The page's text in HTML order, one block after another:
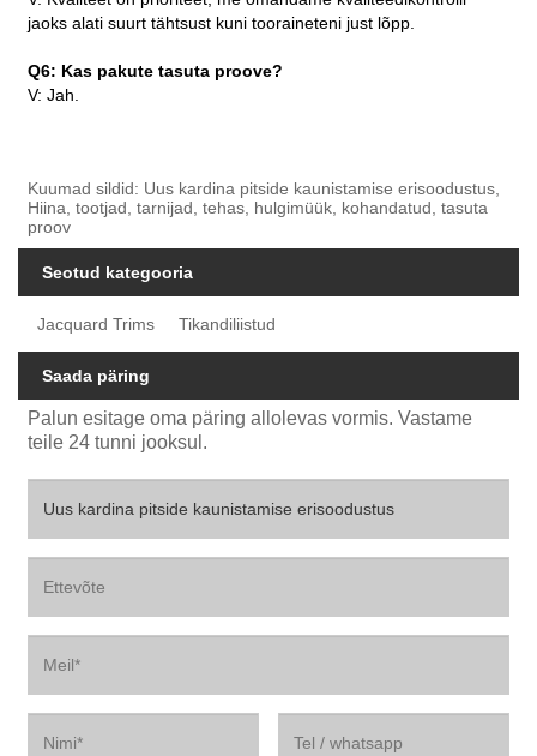
jaoks alati suurt tähtsust kuni tooraineteni just lõpp.
Q6: Kas pakute tasuta proove?
V: Jah.
Kuumad sildid: Uus kardina pitside kaunistamise erisoodustus,
Hiina, tootjad, tarnijad, tehas, hulgimüük, kohandatud, tasuta
proov
Seotud kategooria
Jacquard Trims Tikandiliistud
Saada päring
Palun esitage oma päring allolevas vormis. Vastame
teile 24 tunni jooksul.